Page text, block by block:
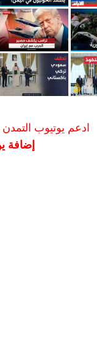
ادعم يوتيوب التمدن
إضافة